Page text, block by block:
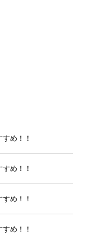
め！！
め！！
め！！
め！！